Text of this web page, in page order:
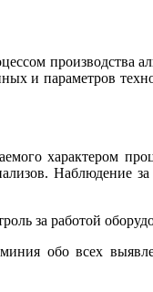
и параметров
характером
Наблюдение
за работой
обо всех